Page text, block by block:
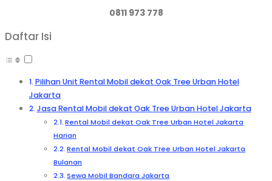
0811 973 778
Daftar Isi
Pilihan Unit Rental Mobil dekat Oak Tree Urban Hotel
Jakarta
Jasa Rental Mobil dekat Oak Tree Urban Hotel Jakarta
Rental Mobil dekat Oak Tree Urban Hotel Jakarta
Harian
Rental Mobil dekat Oak Tree Urban Hotel Jakarta
Bulanan
Sewa Mobil Bandara Jakarta